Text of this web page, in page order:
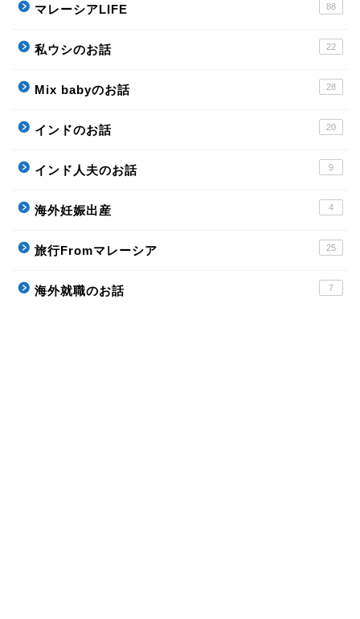
マレーシアLIFE 88
私ウシのお話 22
Mix babyのお話 28
インドのお話 20
インド人夫のお話 9
海外妊娠出産 4
旅行Fromマレーシア 25
海外就職のお話 7